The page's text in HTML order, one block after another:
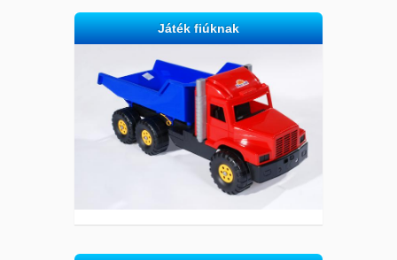
Játék fiúknak